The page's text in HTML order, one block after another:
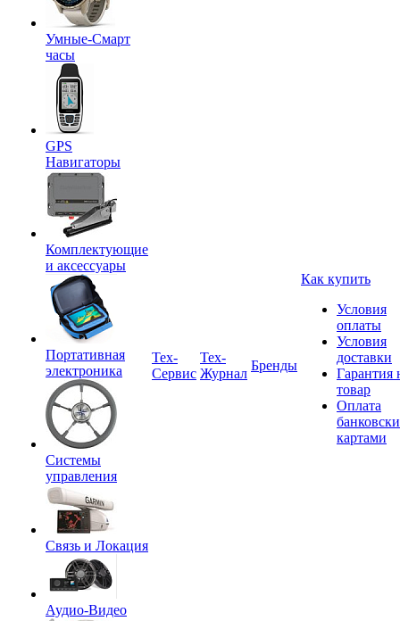
Умные-Смарт
часы
GPS
Навигаторы
Комплектующие
и аксессуары
Портативная
электроника
Системы
управления
Связь и Локация
Аудио-Видео
Tex-
Сервис
Тех-
Журнал
Бренды
Как купить
Условия
оплаты
Условия
доставки
Гарантия
товар
Оплата
картами